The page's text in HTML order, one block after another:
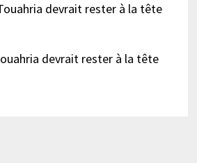
devrait rester à la tête
devrait rester à la tête